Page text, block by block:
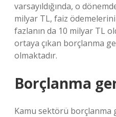
varsayıldığında, o
milyar TL, faiz
fazlanın da 10 milyar TL
ortaya çıkan borçlanma
olmaktadır.
Borçlanma
Kamu sektörü borçlanma